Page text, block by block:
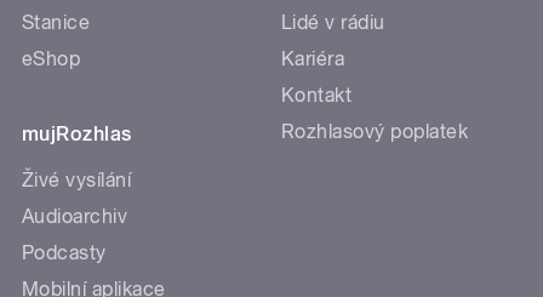
Stanice
eShop
mujRozhlas
Živé vysílání
Audioarchiv
Podcasty
Mobilní aplikace
Lidé v rádiu
Kariéra
Kontakt
Rozhlasový poplatek